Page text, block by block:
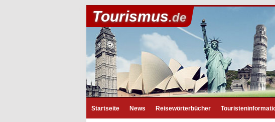
Tourismus.de
Startseite News Reisewörterbücher